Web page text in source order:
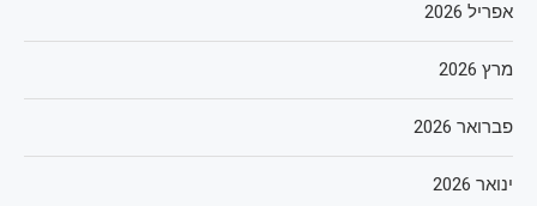
אפריל 2026
מרץ 2026
פברואר 2026
ינואר 2026